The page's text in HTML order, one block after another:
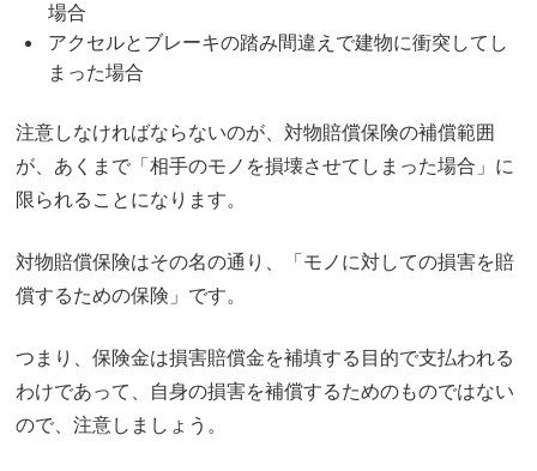
場合
アクセルとブレーキの踏み間違えで建物に衝突してし
まった場合
注意しなければならないのが、対物賠償保険の補償範囲
が、あくまで「相手のモノを損壊させてしまった場合」に
限られることになります。
対物賠償保険はその名の通り、「モノに対しての損害を賠
償するための保険」です。
つまり、保険金は損害賠償金を補填する目的で支払われる
わけであって、自身の損害を補償するためのものではない
ので、注意しましょう。